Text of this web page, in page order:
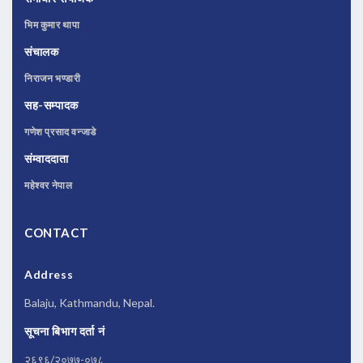
भिम कुमार थापा
संचालक
निराजन भण्डारी
सह-सम्पादक
गणेश प्रसाद वन्जाडे
संम्वाददाता
महेश्वर नेपाल
CONTACT
Address
Balaju, Kathmandu, Nepal.
सूचना बिभाग दर्ता नं
२६९६/२०७७-०७८